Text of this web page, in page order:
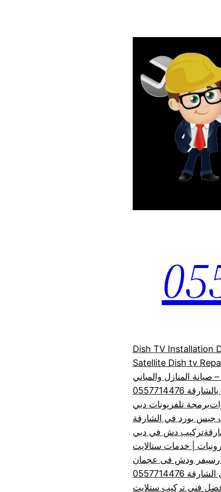
Dish TV Installation
Satellite Dish tv
المنازل والمباني
برمجة تلفزيونات دبي
جبس بورد في الشارقة
تركيب دش في دبي
| خدمات ستالايت
رسيفر ودش فى عجمان
0557714476